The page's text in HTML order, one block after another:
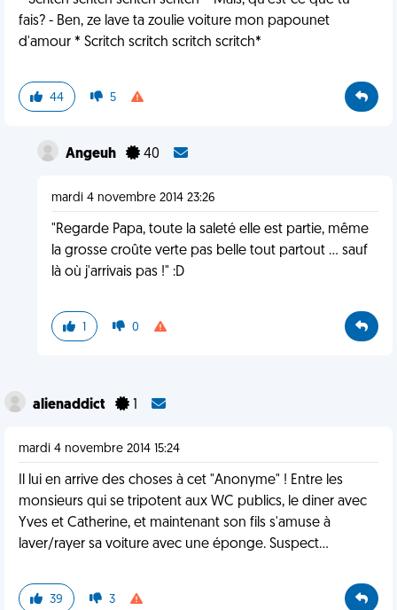
fais? - Ben, ze lave ta zoulie voiture mon papounet
d'amour * Scritch scritch scritch scritch*
44 5
Angeuh 40
mardi 4 novembre 2014 23:26
"Regarde Papa, toute la saleté elle est partie, même
la grosse croûte verte pas belle tout partout ... sauf
là où j'arrivais pas !" :D
1 0
alienaddict
mardi 4 novembre 2014 15:24
Il lui en arrive des choses à cet "Anonyme" ! Entre les
monsieurs qui se tripotent aux WC publics, le diner avec
Yves et Catherine, et maintenant son fils s'amuse à
laver/rayer sa voiture avec une éponge. Suspect...
39 3